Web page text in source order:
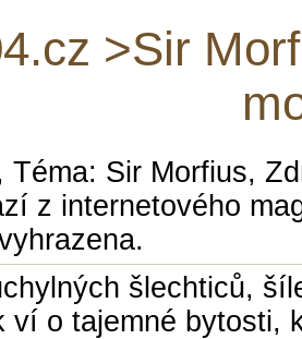
>Sir
Téma: Sir Morfius,
z internetového
šlechticů,
ví o tajemné bytosti,